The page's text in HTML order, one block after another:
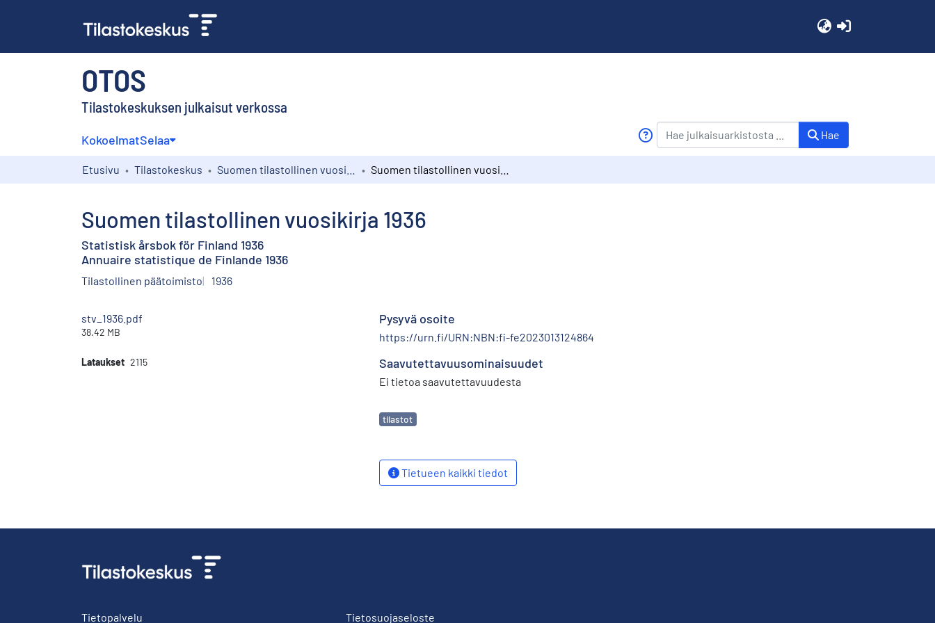
OTOS
Tilastokeskuksen julkaisut verkossa
KokoelmatSelaa Hae
Etusivu Tilastokeskus
Suomen tilastollinen vuosikirja 1936
Statistisk årsbok för Finland 1936
Annuaire statistique de Finlande 1936
Tilastollinen päätoimisto 1936
stv_1936.pdf
38.42 MB
Lataukset 2115
Pysyvä osoite
https://urn.fi/URN:NBN:fi-fe2023013124864
Saavutettavuusominaisuudet
Ei tietoa saavutettavuudesta
Avainsanat
tilastot
Tietueen kaikki tiedot
Tietopalvelu Tietosuojaseloste